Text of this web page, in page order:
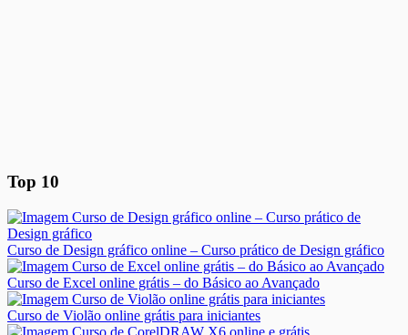
Top 10
Curso de Design gráfico online – Curso prático de Design gráfico
Curso de Excel online grátis – do Básico ao Avançado
Curso de Violão online grátis para iniciantes